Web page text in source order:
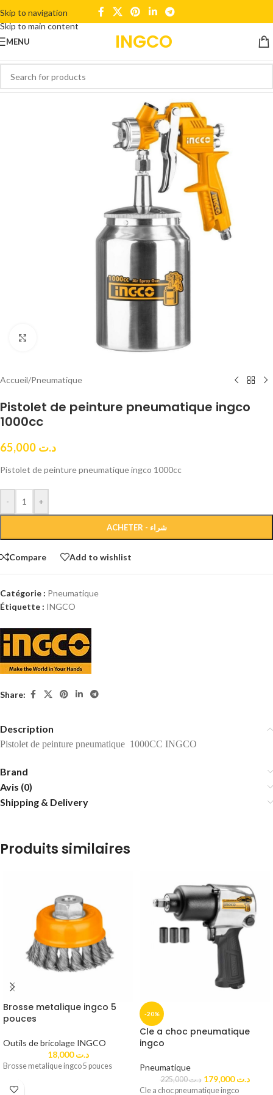
Skip to navigation
Skip to main content
MENU INGCO
Accueil/Pneumatique
Pistolet de peinture pneumatique ingco
1000cc
د.ت
Pistolet de peinture pneumatique ingco 1000cc
- +
ACHETER - شراء
Compare Add to wishlist
Catégorie : Pneumatique
Étiquette : INGCO
Share:
Description
Pistolet de peinture pneumatique 1000CC INGCO
Brand
Avis (0)
Shipping & Delivery
Produits similaires
Brosse metalique ingco 5
pouces
Outils de bricolage INGCO
د.ت18,000
Brosse metalique ingco 5 pouces
-20%
Cle a choc pneumatique
ingco
Pneumatique
د.ت225,000 د.ت179,000
Cle a choc pneumatique ingco